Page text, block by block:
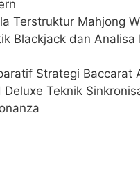
Terstruktur Mahjong
Blackjack dan Analisa
Strategi Baccarat
Teknik